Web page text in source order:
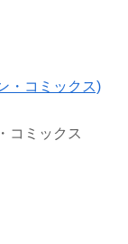
・コミックス)
コミックス